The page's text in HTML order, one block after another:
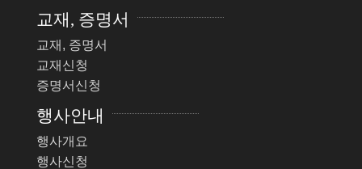
교재, 증명서
교재, 증명서
교재신청
증명서신청
행사안내
행사개요
행사신청